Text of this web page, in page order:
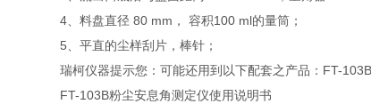
4、料盘直径 80 mm， 容积100 ml的量筒；
5、平直的尘样刮片，棒针；
瑞柯仪器提示您：可能还用到以下配套之产品：FT-
FT-103B粉尘安息角测定仪使用说明书